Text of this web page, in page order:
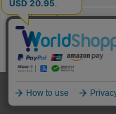
名入れプリント
ドッグスリング
ハンドメイドラボ（型